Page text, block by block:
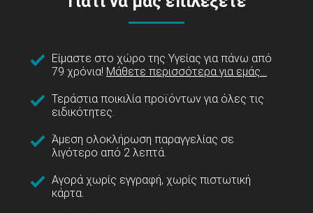
Είμαστε στο χώρο της Υγείας για πάνω από
79 χρόνια! Μάθετε περισσότερα για εμάς...
Τεράστια ποικιλία προϊόντων για όλες τις
ειδικότητες.
Άμεση ολοκλήρωση παραγγελίας σε
λιγότερο από 2 λεπτά.
Αγορά χωρίς εγγραφή, χωρίς πιστωτική
κάρτα.